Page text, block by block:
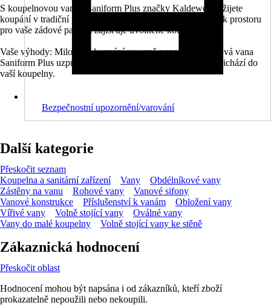
S koupelnovou vanou Saniform Plus značky Kaldeweil zažijete
koupání v tradiční podobě. Širší zádová část nabízí dostatek prostoru
pro vaše zádové partie a zajišťuje uvolněné koupání.
Vaše výhody: Milovníci koupání ve vaně pozor: Koupelnová vana
Saniform Plus uzpůsobená pro vaše zádové partie právě přichází do
vaší koupelny.
Bezpečnostní upozornění/varování
Další kategorie
Přeskočit seznam
Koupelna a sanitární zařízení
Vany
Obdélníkové vany
Zástěny na vanu
Rohové vany
Vanové sifony
Vanové konstrukce
Příslušenství k vanám
Obložení vany
Vířivé vany
Volně stojící vany
Oválné vany
Vany do malé koupelny
Volně stojící vany ke stěně
Zákaznická hodnocení
Přeskočit oblast
Hodnocení mohou být napsána i od zákazníků, kteří zboží
prokazatelně nepoužili nebo nekoupili.